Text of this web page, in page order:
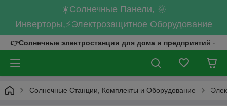
☀️Солнечные Панели, 🌞
Инверторы,⚡Электрозащитное Оборудование
👉Солнечные электростанции для дома и предприятий -
Солнечные Станции, Комплекты и Оборудование